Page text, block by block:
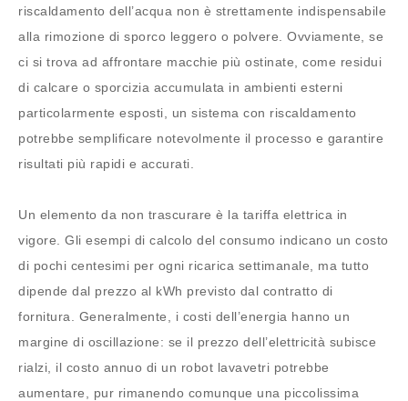
riscaldamento dell’acqua non è strettamente indispensabile
alla rimozione di sporco leggero o polvere. Ovviamente, se
ci si trova ad affrontare macchie più ostinate, come residui
di calcare o sporcizia accumulata in ambienti esterni
particolarmente esposti, un sistema con riscaldamento
potrebbe semplificare notevolmente il processo e garantire
risultati più rapidi e accurati.
Un elemento da non trascurare è la tariffa elettrica in
vigore. Gli esempi di calcolo del consumo indicano un costo
di pochi centesimi per ogni ricarica settimanale, ma tutto
dipende dal prezzo al kWh previsto dal contratto di
fornitura. Generalmente, i costi dell’energia hanno un
margine di oscillazione: se il prezzo dell’elettricità subisce
rialzi, il costo annuo di un robot lavavetri potrebbe
aumentare, pur rimanendo comunque una piccolissima